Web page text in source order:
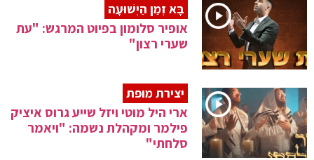
בָּא זְמַן הַיְשׁוּעָה
אופיר סלומון בפיוט המרגש: "עת
שערי רצון"
יצירת מופת
ארי היל מוטי ויזל שייע גרוס איציק
פילמר ומקהלת נשמה: "ויאמר
סלחתי"